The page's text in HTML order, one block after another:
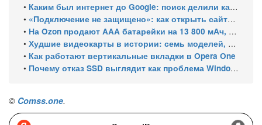
• Каким был интернет до Google: поиск делили каталоги, роботы и порталы
• «Подключение не защищено»: как открыть сайты с российскими сертификатами
• На Ozon продают AAA батарейки на 13 800 мАч, замер показал 400 мАч на элемент
• Худшие видеокарты в истории: семь моделей, провалившихся за 30 лет
• Как работают вертикальные вкладки в Opera One
• Почему отказ SSD выглядит как проблема Windows и как это проверить
© Comss.one.